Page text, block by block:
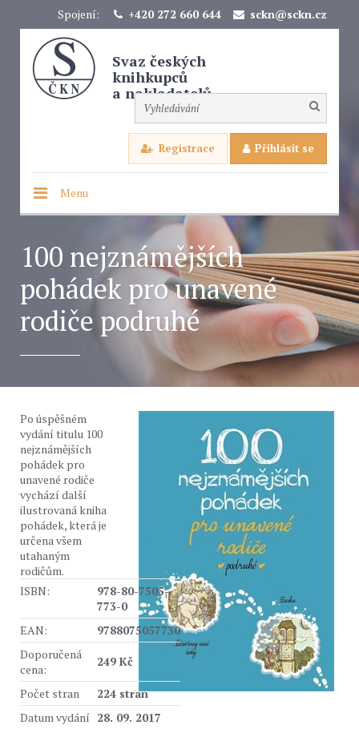
Spojení: +420 272 660 644 sckn@sckn.cz
Svaz českých
knihkupců
a nakladatelů
Registrace Přihlásit se
Menu
100 nejznámějších
pohádek pro unavené
rodiče podruhé
Po úspěšném
vydání titulu 100
nejznámějších
pohádek pro
unavené rodiče
vychází další
ilustrovaná kniha
pohádek, která je
určena všem
utahaným
rodičům.
ISBN:
978-80-7505-
773-0
EAN:
9788075057730
Doporučená
cena:
249 Kč
Počet stran
224 stran
Datum vydání 28. 09. 2017